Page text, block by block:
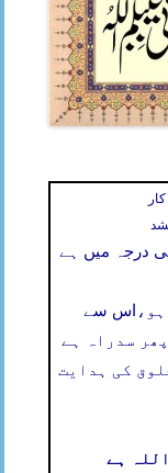
درجہ میں ہے
اس سے
سدراہ ہے
کی ہدایت
ہے